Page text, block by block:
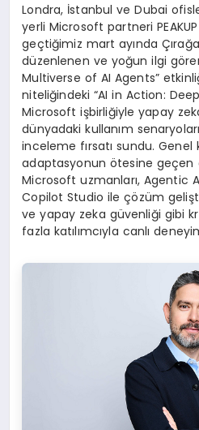
Londra, İstanbul ve Dubai
yerli Microsoft partneri
geçtiğimiz mart ayında
düzenlenen ve yoğun ilgi
Multiverse of AI Agents”
niteliğindeki “AI in Action:
Microsoft işbirliğiyle yapay
dünyadaki kullanım
inceleme fırsatı sundu. Genel
adaptasyonun ötesine geçen
Microsoft uzmanları, Agentic
Copilot Studio ile çözüm
ve yapay zeka güvenliği gibi
fazla katılımcıyla canlı